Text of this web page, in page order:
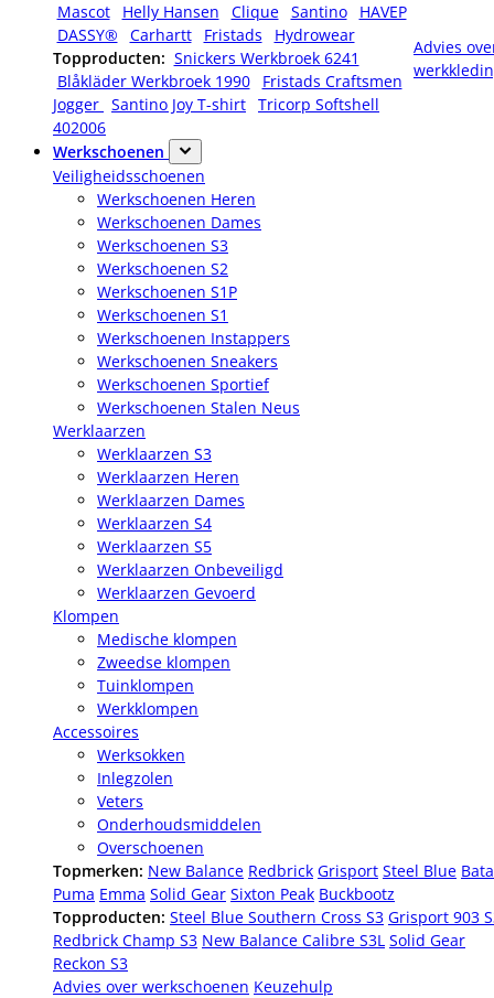
Mascot
Helly Hansen Clique Santino
HAVEP
DASSY®
Carhartt Fristads
Hydrowear
Topproducten: Snickers Werkbroek 6241
Blåkläder Werkbroek 1990
Fristads Craftsmen
Jogger Santino Joy T-shirt Tricorp Softshell
402006
Advies
Werkschoenen
Veiligheidsschoenen
Werkschoenen Heren
Werkschoenen Dames
Werkschoenen S3
Werkschoenen S2
Werkschoenen S1P
Werkschoenen S1
Werkschoenen Instappers
Werkschoenen Sneakers
Werkschoenen Sportief
Werkschoenen Stalen Neus
Werklaarzen
Werklaarzen S3
Werklaarzen Heren
Werklaarzen Dames
Werklaarzen S4
Werklaarzen S5
Werklaarzen Onbeveiligd
Werklaarzen Gevoerd
Klompen
Medische klompen
Zweedse klompen
Tuinklompen
Werkklompen
Accessoires
Werksokken
Inlegzolen
Veters
Onderhoudsmiddelen
Overschoenen
Topmerken: New Balance Redbrick Grisport Steel Blue Bata
Puma Emma Solid Gear Sixton Peak Buckbootz
Topproducten: Steel Blue Southern Cross S3 Grisport 903
Redbrick Champ S3 New Balance Calibre S3L Solid Gear
Reckon S3
Advies over werkschoenen Keuzehulp